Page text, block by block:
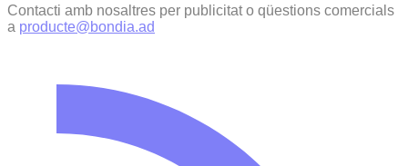
Contacti amb nosaltres per publicitat o qüestions comercials
a producte@bondia.ad